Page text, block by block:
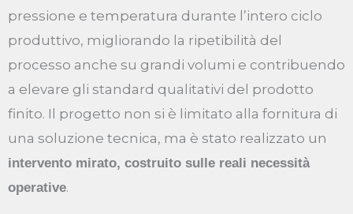
pressione e temperatura durante l’intero ciclo
produttivo, migliorando la ripetibilità del
processo anche su grandi volumi e contribuendo
a elevare gli standard qualitativi del prodotto
finito. Il progetto non si è limitato alla fornitura di
una soluzione tecnica, ma è stato realizzato un
intervento mirato, costruito sulle reali necessità
operative.